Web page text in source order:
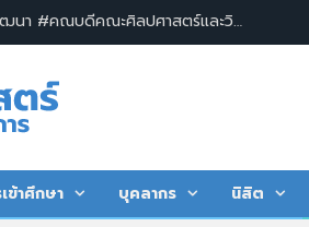
ผู้ช่วยศาสตราจารย์ ดร.วรวิทย์ กุลตังวัฒนา #คณบดีคณะศิลปศาสตร์และวิทยาการจัดการ พร้อมด้วยคณะผู้บริหาร บุคลากร และนิสิต คณะศิลปศาสตร์และวิทยาการจัดการ มหาวิทยาลัยเกษตรศาสตร์ วิทยาเขตเฉลิมพระเกียรติ จังหวัดสกลนคร ร่วมพิธีวางพานพุ่มถวายพระพรชัยมงคล และลงนามถวายพระพรเนื่องในโอกาสมหามงคลเฉลิมพระชนมพรรษา ๗๔ พรรษา พระบาทสมเด็จพระปรเมนทรรามาธิบดีศรีสินทร มหาวชิราลงกรณ พระวชิรเกล้าเจ้าอยู่หัว
ข้าศึกษา บุคลากร นิสิต